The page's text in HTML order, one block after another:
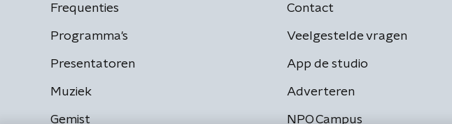
Frequenties
Programma's
Presentatoren
Muziek
Gemist
Contact
Veelgestelde vragen
App de studio
Adverteren
NPO Campus